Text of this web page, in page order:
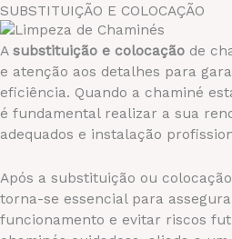
SUBSTITUIÇÃO E COLOCAÇÃO
A substituição e colocação de
e atenção aos detalhes para
eficiência. Quando a chaminé
é fundamental realizar a sua
adequados e instalação
Após a substituição ou
torna-se essencial para
funcionamento e evitar riscos